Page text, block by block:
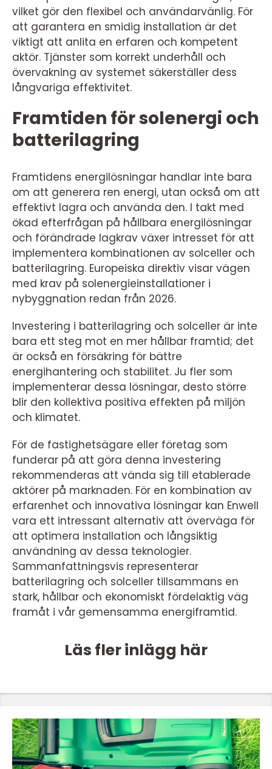
vilket gör den flexibel och användarvänlig. För
att garantera en smidig installation är det
viktigt att anlita en erfaren och kompetent
aktör. Tjänster som korrekt underhåll och
övervakning av systemet säkerställer dess
långvariga effektivitet.
Framtiden för solenergi och
batterilagring
Framtidens energilösningar handlar inte bara
om att generera ren energi, utan också om att
effektivt lagra och använda den. I takt med
ökad efterfrågan på hållbara energilösningar
och förändrade lagkrav växer intresset för att
implementera kombinationen av solceller och
batterilagring. Europeiska direktiv visar vägen
med krav på solenergieinstallationer i
nybyggnation redan från 2026.
Investering i batterilagring och solceller är inte
bara ett steg mot en mer hållbar framtid; det
är också en försäkring för bättre
energihantering och stabilitet. Ju fler som
implementerar dessa lösningar, desto större
blir den kollektiva positiva effekten på miljön
och klimatet.
För de fastighetsägare eller företag som
funderar på att göra denna investering
rekommenderas att vända sig till etablerade
aktörer på marknaden. För en kombination av
erfarenhet och innovativa lösningar kan Enwell
vara ett intressant alternativ att överväga för
att optimera installation och långsiktig
användning av dessa teknologier.
Sammanfattningsvis representerar
batterilagring och solceller tillsammans en
stark, hållbar och ekonomiskt fördelaktig väg
framåt i vår gemensamma energiframtid.
Läs fler inlägg här